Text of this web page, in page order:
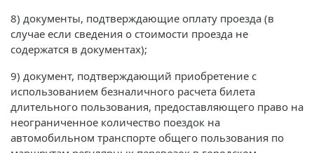
8) документы, подтверждающие оплату проезда (в
случае если сведения о стоимости проезда не
содержатся в документах);
9) документ, подтверждающий приобретение с
использованием безналичного расчета билета
длительного пользования, предоставляющего право на
неограниченное количество поездок на
автомобильном транспорте общего пользования по